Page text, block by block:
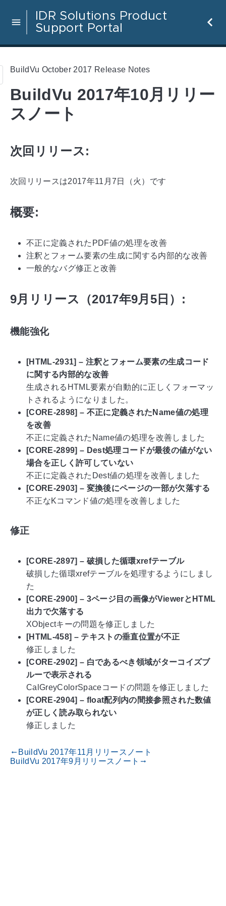
IDR Solutions Product
Support Portal
BuildVu October 2017 Release Notes
BuildVu 2017年10月リリー
スノート
次回リリース:
次回リリースは2017年11月7日（火）です
概要:
不正に定義されたPDF値の処理を改善
注釈とフォーム要素の生成に関する内部的な改善
一般的なバグ修正と改善
9月リリース（2017年9月5日）:
機能強化
[HTML-2931] – 注釈とフォーム要素の生成コード
に関する内部的な改善
生成されるHTML要素が自動的に正しくフォーマッ
トされるようになりました。
[CORE-2898] – 不正に定義されたName値の処理
を改善
不正に定義されたName値の処理を改善しました
[CORE-2899] – Dest処理コードが最後の値がない
場合を正しく許可していない
不正に定義されたDest値の処理を改善しました
[CORE-2903] – 変換後にページの一部が欠落する
不正なKコマンド値の処理を改善しました
修正
[CORE-2897] – 破損した循環xrefテーブル
破損した循環xrefテーブルを処理するようにしまし
た
[CORE-2900] – 3ページ目の画像がViewerとHTML
出力で欠落する
XObjectキーの問題を修正しました
[HTML-458] – テキストの垂直位置が不正
修正しました
[CORE-2902] – 白であるべき領域がターコイズブ
ルーで表示される
CalGreyColorSpaceコードの問題を修正しました
[CORE-2904] – float配列内の間接参照された数値
が正しく読み取られない
修正しました
gdoc_arrow_left_alt BuildVu 2017年11月リリースノート
BuildVu 2017年9月リリースノート gdoc_arrow_right_alt